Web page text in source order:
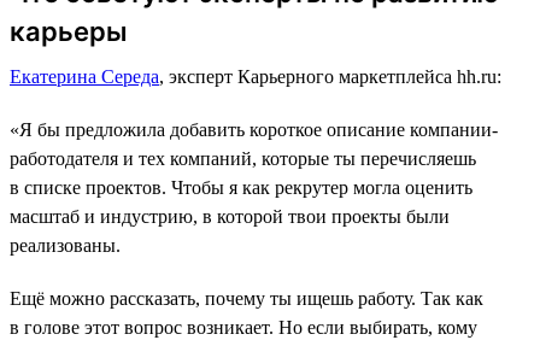
карьеры
Екатерина Середа, эксперт Карьерного маркетплейса hh.ru:
«Я бы предложила добавить короткое описание компании-
работодателя и тех компаний, которые ты перечисляешь
в списке проектов. Чтобы я как рекрутер могла оценить
масштаб и индустрию, в которой твои проекты были
реализованы.
Ещё можно рассказать, почему ты ищешь работу. Так как
в голове этот вопрос возникает. Но если выбирать, кому